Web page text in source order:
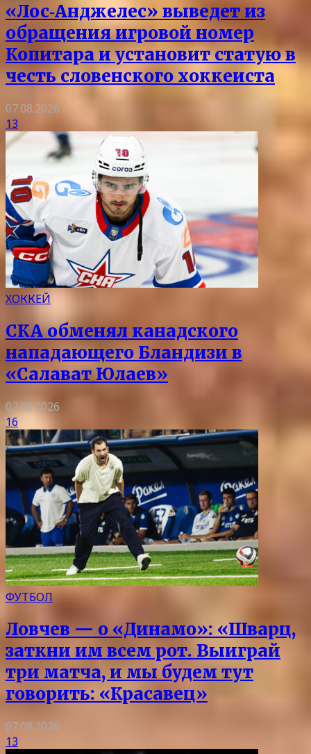
«Лос‑Анджелес» выведет из
обращения игровой номер
Копитара и установит статую в
честь словенского хоккеиста
07.08.2026
13
ХОККЕЙ
СКА обменял канадского
нападающего Бландизи в
«Салават Юлаев»
07.08.2026
16
ФУТБОЛ
Ловчев — о «Динамо»: «Шварц,
заткни им всем рот. Выиграй
три матча, и мы будем тут
говорить: «Красавец»
07.08.2026
13